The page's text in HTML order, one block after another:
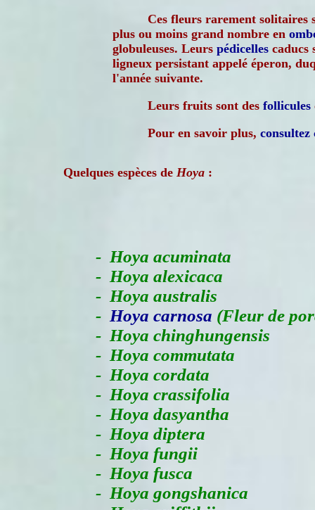
Ces fleurs rarement solitaires
plus ou moins grand nombre en
globuleuses. Leurs pédicelles caducs
ligneux persistant appelé éperon,
l'année suivante.
Leurs fruits sont des follicules
Pour en savoir plus, consultez
Quelques espèces de Hoya :
- Hoya acuminata
- Hoya alexicaca
- Hoya australis
- Hoya carnosa (Fleur de
- Hoya chinghungensis
- Hoya commutata
- Hoya cordata
- Hoya crassifolia
- Hoya dasyantha
- Hoya diptera
- Hoya fungii
- Hoya fusca
- Hoya gongshanica